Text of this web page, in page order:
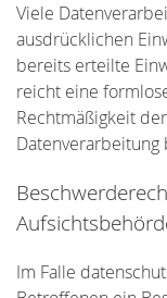
Viele
ausdrücklichen
bereits erteilte
reicht eine
Rechtmäßigkeit
Im Falle